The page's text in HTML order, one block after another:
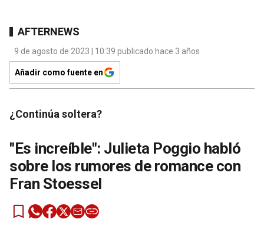
AFTERNEWS
9 de agosto de 2023 | 10:39 publicado hace 3 años
Añadir como fuente en
¿Continúa soltera?
"Es increíble": Julieta Poggio habló
sobre los rumores de romance con
Fran Stoessel